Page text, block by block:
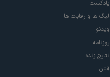
پادکست
لیگ ها و رقابت ها
ویدئو
روزنامه
نتایج زنده
آنتن